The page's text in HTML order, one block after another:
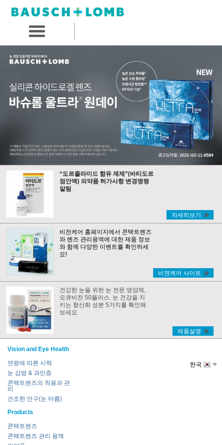
“도르졸라미드 함유 제제”(바티도르
점안액) 의약품 허가사항 변경명령
알림
자세히보기
비전케어 홈페이지에서 콘택트렌즈
와 렌즈 관리용액에 대한 제품 정보
와 함께 다양한 이벤트를 확인하세
요!
비젼케어 사이트
건강한 눈을 위한 눈 전문 영양제,
오큐비전 50플러스. 눈 건강을 지
키는 항산화 성분 5가지를 확인해
보세요.
제품설명
Vision and Eye Health
연령에 따른 시력
눈 감염 & 과민증
콘택트렌즈의 착용과 관
리
건조한 안구(눈 마름)
Products
콘택트렌즈
콘택트렌즈 관리 용액
한국